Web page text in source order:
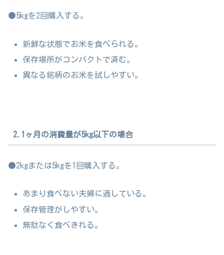
●5kgを2回購入する。
新鮮な状態でお米を食べられる。
保存場所がコンパクトで済む。
異なる銘柄のお米を試しやすい。
2.1ヶ月の消費量が5kg以下の場合
●2kgまたは5kgを1回購入する。
あまり食べない夫婦に適している。
保存管理がしやすい。
無駄なく食べきれる。